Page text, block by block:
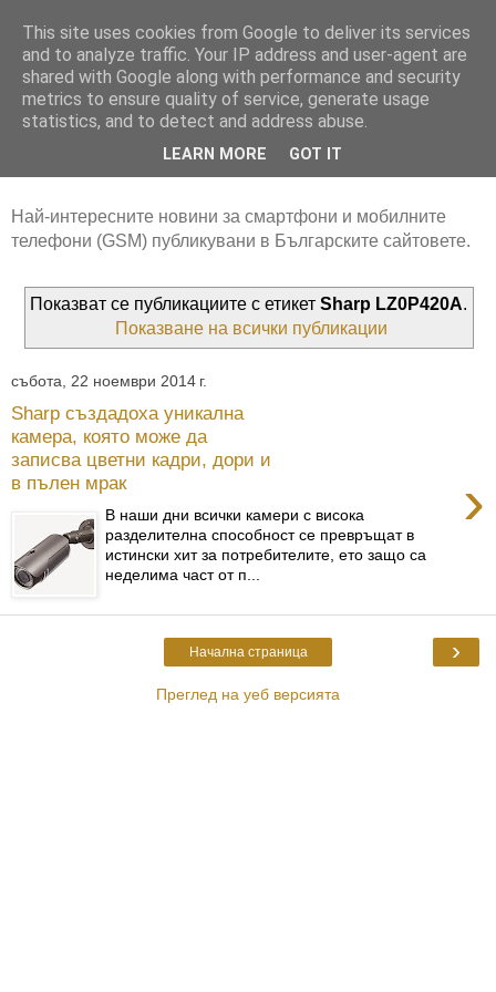
Най-интересните новини за смартфони и мобилните
телефони (GSM) публикувани в Българските сайтовете.
Показват се публикациите с етикет Sharp LZ0P420A.
Показване на всички публикации
събота, 22 ноември 2014 г.
Sharp създадоха уникална
камера, която може да
записва цветни кадри, дори и
в пълен мрак
›
В наши дни всички камери с висока
разделителна способност се превръщат в
истински хит за потребителите, ето защо са
неделима част от п...
›
Начална страница
Преглед на уеб версията
This site uses cookies from Google to deliver its services
and to analyze traffic. Your IP address and user-agent are
shared with Google along with performance and security
metrics to ensure quality of service, generate usage
statistics, and to detect and address abuse.
LEARN MORE GOT IT